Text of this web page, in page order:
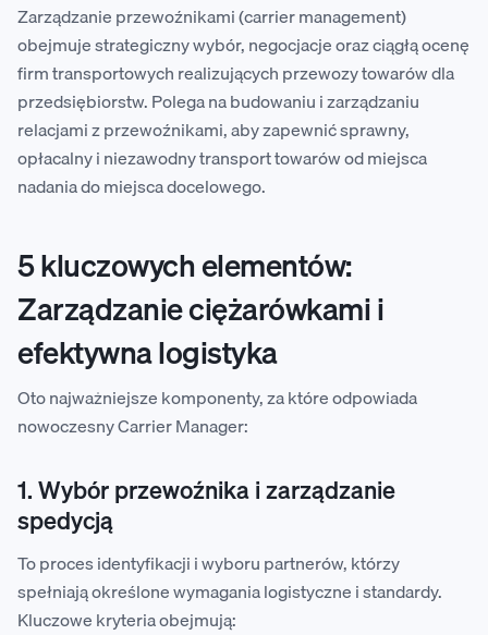
Zarządzanie przewoźnikami (carrier management)
obejmuje strategiczny wybór, negocjacje oraz ciągłą ocenę
firm transportowych realizujących przewozy towarów dla
przedsiębiorstw. Polega na budowaniu i zarządzaniu
relacjami z przewoźnikami, aby zapewnić sprawny,
opłacalny i niezawodny transport towarów od miejsca
nadania do miejsca docelowego.
5 kluczowych elementów:
Zarządzanie ciężarówkami i
efektywna logistyka
Oto najważniejsze komponenty, za które odpowiada
nowoczesny Carrier Manager:
1. Wybór przewoźnika i zarządzanie
spedycją
To proces identyfikacji i wyboru partnerów, którzy
spełniają określone wymagania logistyczne i standardy.
Kluczowe kryteria obejmują: